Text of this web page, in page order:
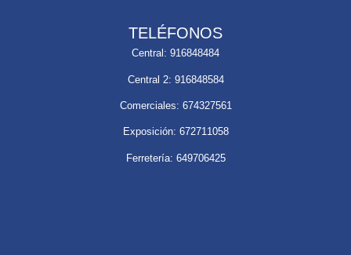
TELÉFONOS
Central: 916848484
Central 2: 916848584
Comerciales: 674327561
Exposición: 672711058
Ferretería: 649706425